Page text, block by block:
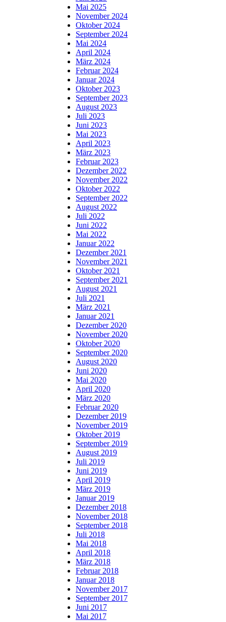
Mai 2025
November 2024
Oktober 2024
September 2024
Mai 2024
April 2024
März 2024
Februar 2024
Januar 2024
Oktober 2023
September 2023
August 2023
Juli 2023
Juni 2023
Mai 2023
April 2023
März 2023
Februar 2023
Dezember 2022
November 2022
Oktober 2022
September 2022
August 2022
Juli 2022
Juni 2022
Mai 2022
Januar 2022
Dezember 2021
November 2021
Oktober 2021
September 2021
August 2021
Juli 2021
März 2021
Januar 2021
Dezember 2020
November 2020
Oktober 2020
September 2020
August 2020
Juni 2020
Mai 2020
April 2020
März 2020
Februar 2020
Dezember 2019
November 2019
Oktober 2019
September 2019
August 2019
Juli 2019
Juni 2019
April 2019
März 2019
Januar 2019
Dezember 2018
November 2018
September 2018
Juli 2018
Mai 2018
April 2018
März 2018
Februar 2018
Januar 2018
November 2017
September 2017
Juni 2017
Mai 2017